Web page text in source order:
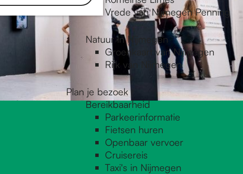
Vrede van Nijmegen Penning
Natuur in Nijmegen
Groenkaart van Nijmegen
Rijk van Nijmegen
Plan je bezoek
Bereikbaarheid
Parkeerinformatie
Fietsen huren
Openbaar vervoer
Cruisereis
Taxi's in Nijmegen